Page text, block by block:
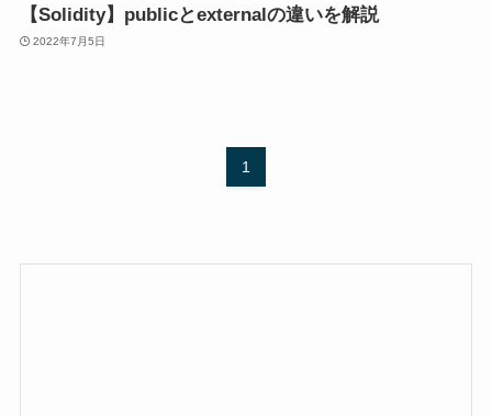
【Solidity】publicとexternalの違いを解説
2022年7月5日
1